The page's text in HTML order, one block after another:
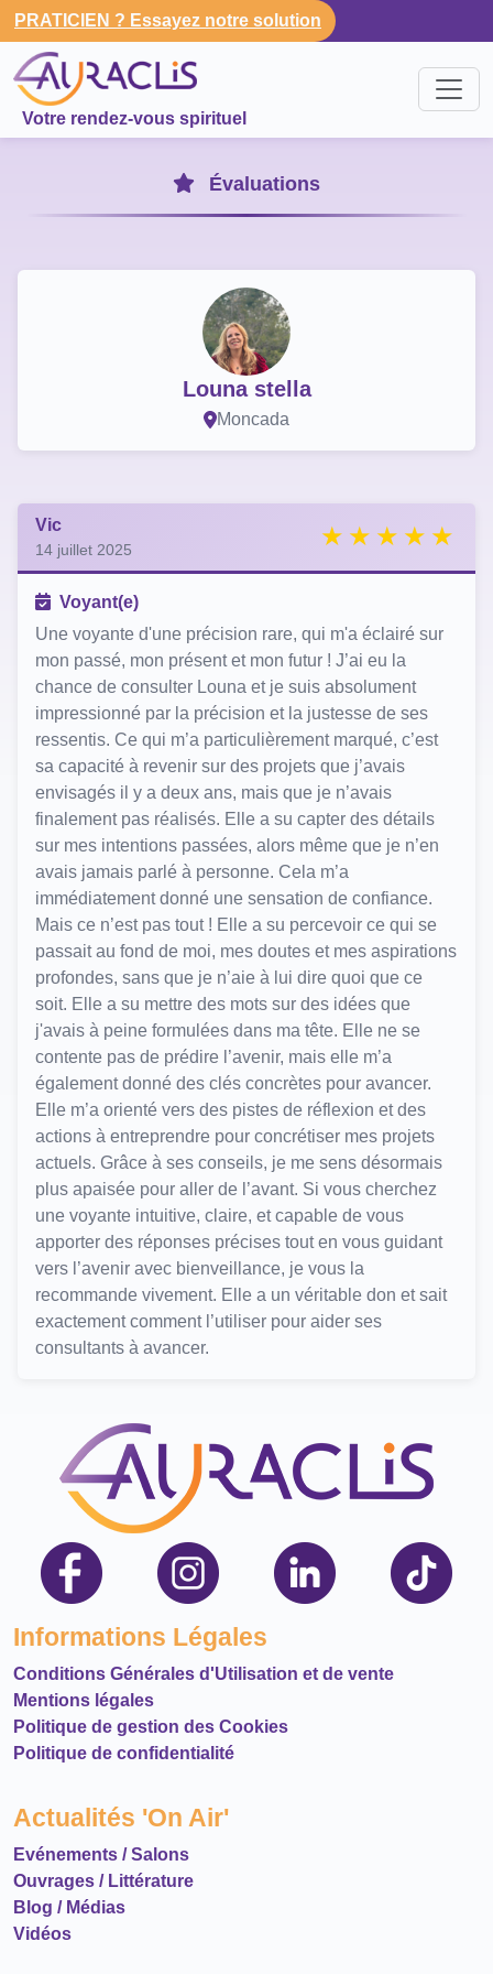
PRATICIEN ? Essayez notre solution
Votre rendez-vous spirituel
Évaluations
Louna stella
Moncada
Vic
14 juillet 2025
Voyant(e)
Une voyante d'une précision rare, qui m'a éclairé sur
mon passé, mon présent et mon futur ! J’ai eu la
chance de consulter Louna et je suis absolument
impressionné par la précision et la justesse de ses
ressentis. Ce qui m’a particulièrement marqué, c’est
sa capacité à revenir sur des projets que j’avais
envisagés il y a deux ans, mais que je n’avais
finalement pas réalisés. Elle a su capter des détails
sur mes intentions passées, alors même que je n’en
avais jamais parlé à personne. Cela m’a
immédiatement donné une sensation de confiance.
Mais ce n’est pas tout ! Elle a su percevoir ce qui se
passait au fond de moi, mes doutes et mes aspirations
profondes, sans que je n’aie à lui dire quoi que ce
soit. Elle a su mettre des mots sur des idées que
j'avais à peine formulées dans ma tête. Elle ne se
contente pas de prédire l’avenir, mais elle m’a
également donné des clés concrètes pour avancer.
Elle m’a orienté vers des pistes de réflexion et des
actions à entreprendre pour concrétiser mes projets
actuels. Grâce à ses conseils, je me sens désormais
plus apaisée pour aller de l’avant. Si vous cherchez
une voyante intuitive, claire, et capable de vous
apporter des réponses précises tout en vous guidant
vers l’avenir avec bienveillance, je vous la
recommande vivement. Elle a un véritable don et sait
exactement comment l’utiliser pour aider ses
consultants à avancer.
Informations Légales
Conditions Générales d'Utilisation et de vente
Mentions légales
Politique de gestion des Cookies
Politique de confidentialité
Actualités 'On Air'
Evénements / Salons
Ouvrages / Littérature
Blog / Médias
Vidéos